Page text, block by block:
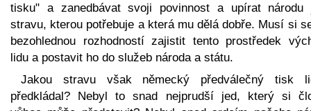
tisku" a zanedbávat svoji povinnost a upírat národu
stravu, kterou potřebuje a která mu dělá dobře. Musí si
bezohlednou rozhodností zajistit tento prostředek
lidu a postavit ho do služeb národa a státu.
Jakou stravu však německý předválečný tisk
předkládal? Nebyl to snad nejprudší jed, který si